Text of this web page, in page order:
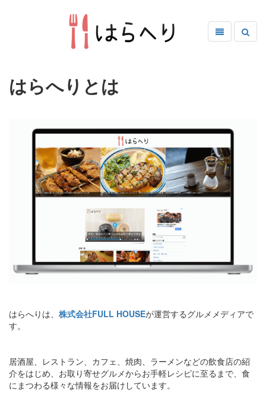
はらへりとは
はらへりは、 株式会社FULL HOUSEが運営するグルメメディアで
す。
居酒屋、レストラン、カフェ、焼肉、ラーメンなどの飲食店の紹
介をはじめ、お取り寄せグルメからお手軽レシピに至るまで、食
にまつわる様々な情報をお届けしています。